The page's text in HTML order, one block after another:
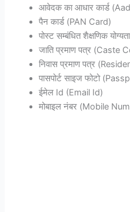
आवेदक का आधार कार्ड
पैन कार्ड (PAN Card)
पोस्ट सम्बंधित शैक्षणिक
जाति प्रमाण पत्र (Caste
निवास प्रमाण पत्र
पासपोर्ट साइज फोटो
ईमेल Id (Email Id)
मोबाइल नंबर (Mobile